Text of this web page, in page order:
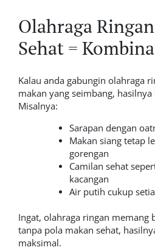
Olahraga
Sehat =
Kalau anda gabungin olahraga
makan yang seimbang,
Misalnya:
Sarapan dengan
Makan siang tetap
gorengan
Camilan sehat
kacangan
Air putih cukup
Ingat, olahraga ringan memang
tanpa pola makan sehat,
maksimal.